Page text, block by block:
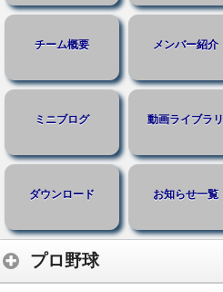
チーム概要 メンバー紹介
ミニブログ 動画ライブラリ
ダウンロード お知らせ一覧
プロ野球